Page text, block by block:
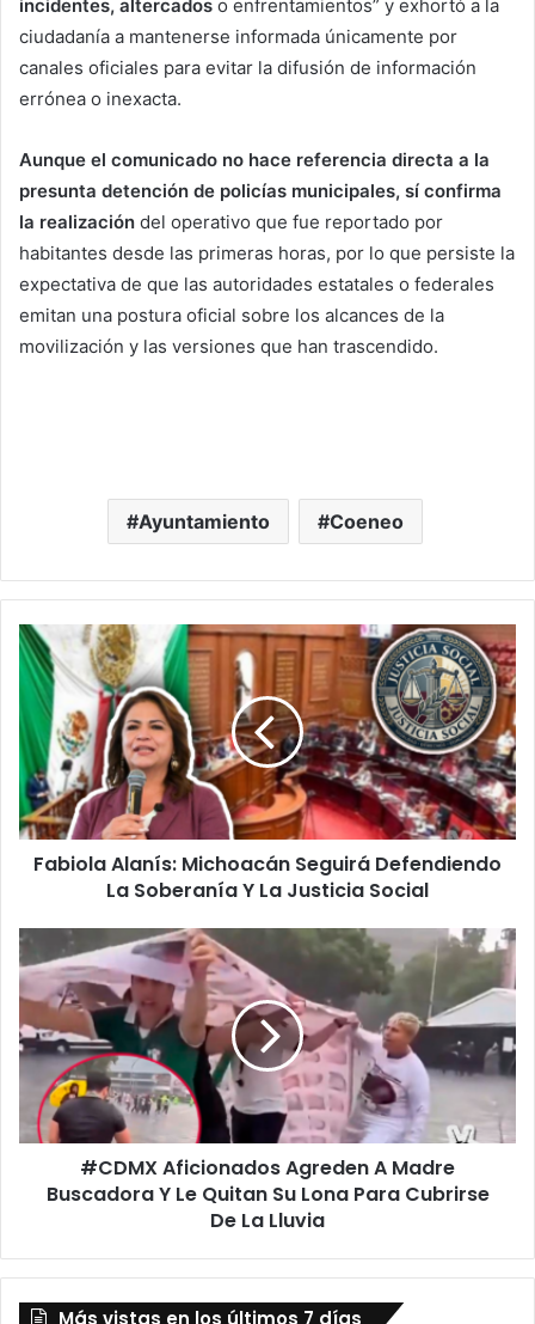
incidentes, altercados o enfrentamientos” y exhortó a la
ciudadanía a mantenerse informada únicamente por
canales oficiales para evitar la difusión de información
errónea o inexacta.
Aunque el comunicado no hace referencia directa a la
presunta detención de policías municipales, sí confirma
la realización del operativo que fue reportado por
habitantes desde las primeras horas, por lo que persiste la
expectativa de que las autoridades estatales o federales
emitan una postura oficial sobre los alcances de la
movilización y las versiones que han trascendido.
Ayuntamiento Coeneo
Fabiola
Alanís:
Michoacán
Seguirá
Defendiendo
La
Soberanía
Y
La
Justicia
Fabiola Alanís: Michoacán Seguirá Defendiendo
La Soberanía Y La Justicia Social
#CDMX
Aficionados
Agreden
Madre
Buscadora
Quitan
Lona
De
Lluvia
#CDMX Aficionados Agreden A Madre
Buscadora Y Le Quitan Su Lona Para Cubrirse
De La Lluvia
Más vistas en los últimos 7 días